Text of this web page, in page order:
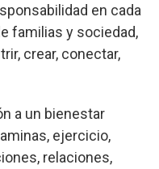
en cada
familias y sociedad,
crear, conectar,
a un bienestar
ejercicio,
relaciones,